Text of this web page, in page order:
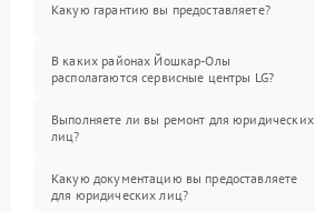
Какую гарантию вы предоставляете?
В каких районах Йошкар-Олы
располагаются сервисные центры LG?
Выполняете ли вы ремонт для юридических
лиц?
Какую документацию вы предоставляете
для юридических лиц?